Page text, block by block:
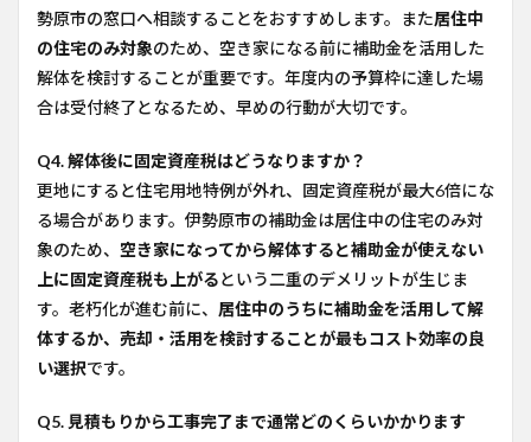
勢原市の窓口へ相談することをおすすめします。また居住中
の住宅のみ対象のため、空き家になる前に補助金を活用した
解体を検討することが重要です。年度内の予算枠に達した場
合は受付終了となるため、早めの行動が大切です。
Q4. 解体後に固定資産税はどうなりますか？
更地にすると住宅用地特例が外れ、固定資産税が最大6倍にな
る場合があります。伊勢原市の補助金は居住中の住宅のみ対
象のため、 空き家になってから解体すると補助金が使えない
上に固定資産税も上がるという二重のデメリットが生じま
す。老朽化が進む前に、 居住中のうちに補助金を活用して解
体するか、売却・活用を検討することが最もコスト効率の良
い選択です。
Q5. 見積もりから工事完了まで通常どのくらいかかります